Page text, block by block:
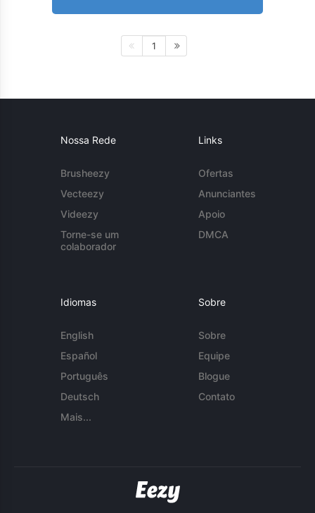
1
Nossa Rede
Brusheezy
Vecteezy
Videezy
Torne-se um
colaborador
Links
Ofertas
Anunciantes
Apoio
DMCA
Idiomas
English
Español
Português
Deutsch
Mais...
Sobre
Sobre
Equipe
Blogue
Contato